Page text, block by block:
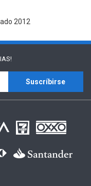
2012
Suscríbirse